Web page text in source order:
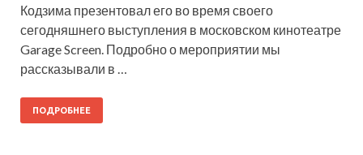
Кодзима презентовал его во время своего
сегодняшнего выступления в московском кинотеатре
Garage Screen. Подробно о мероприятии мы
рассказывали в …
ПОДРОБНЕЕ